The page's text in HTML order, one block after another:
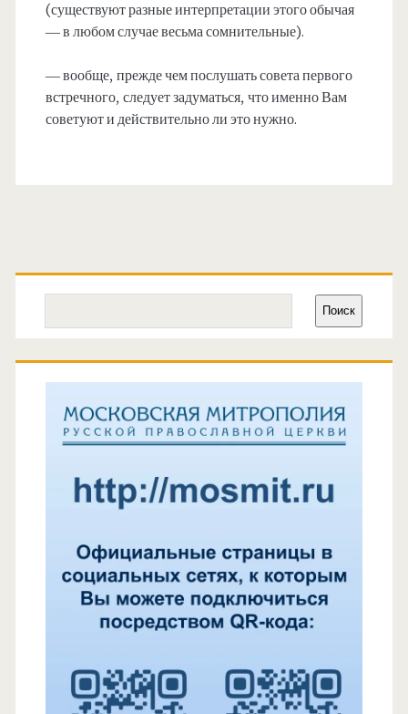
(существуют разные интерпретации этого обычая
— в любом случае весьма сомнительные).
— вообще, прежде чем послушать совета первого
встречного, следует задуматься, что именно Вам
советуют и действительно ли это нужно.
Основная
боковая
панель
Поиск